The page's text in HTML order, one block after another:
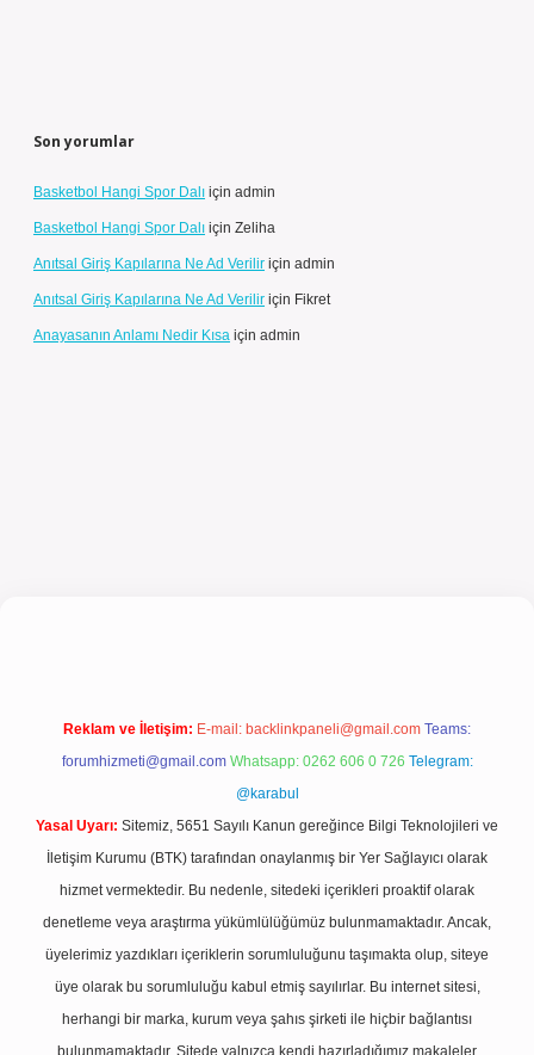
Son yorumlar
Basketbol Hangi Spor Dalı için admin
Basketbol Hangi Spor Dalı için Zeliha
Anıtsal Giriş Kapılarına Ne Ad Verilir için admin
Anıtsal Giriş Kapılarına Ne Ad Verilir için Fikret
Anayasanın Anlamı Nedir Kısa için admin
Reklam ve İletişim: E-mail: backlinkpaneli@gmail.com Teams:
forumhizmeti@gmail.com Whatsapp: 0262 606 0 726 Telegram:
@karabul
Yasal Uyarı: Sitemiz, 5651 Sayılı Kanun gereğince Bilgi Teknolojileri ve
İletişim Kurumu (BTK) tarafından onaylanmış bir Yer Sağlayıcı olarak
hizmet vermektedir. Bu nedenle, sitedeki içerikleri proaktif olarak
denetleme veya araştırma yükümlülüğümüz bulunmamaktadır. Ancak,
üyelerimiz yazdıkları içeriklerin sorumluluğunu taşımakta olup, siteye
üye olarak bu sorumluluğu kabul etmiş sayılırlar. Bu internet sitesi,
herhangi bir marka, kurum veya şahıs şirketi ile hiçbir bağlantısı
bulunmamaktadır. Sitede yalnızca kendi hazırladığımız makaleler